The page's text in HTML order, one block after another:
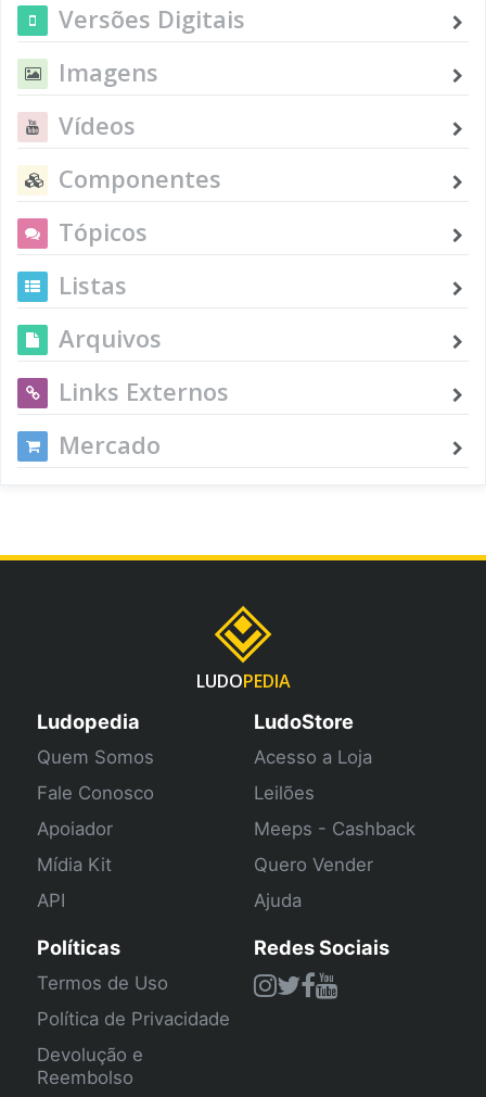
Versões Digitais
Imagens
Vídeos
Componentes
Tópicos
Listas
Arquivos
Links Externos
Mercado
LUDOPEDIA
Ludopedia
Quem Somos
Fale Conosco
Apoiador
Mídia Kit
API
LudoStore
Acesso a Loja
Leilões
Meeps - Cashback
Quero Vender
Ajuda
Políticas
Termos de Uso
Política de Privacidade
Devolução e
Reembolso
Redes Sociais